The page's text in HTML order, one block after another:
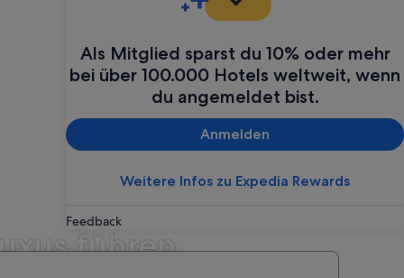
Als Mitglied sparst du 10% oder mehr
bei über 100.000 Hotels weltweit, wenn
du angemeldet bist.
Anmelden
Weitere Infos zu Expedia Rewards
Feedback
führen